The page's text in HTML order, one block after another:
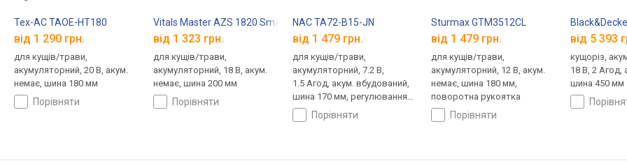
Tex-AC TAOE-HT180
від 1 290 грн.
для кущів/трави,
акумуляторний, 20 В, акум.
немає, шина 180 мм
порівняти
Vitals Master AZS 1820 SmartLine Plus
від 1 323 грн.
для кущів/трави,
акумуляторний, 18 В, акум.
немає, шина 200 мм
порівняти
NAC TA72-B15-JN
від 1 479 грн.
для кущів/трави,
акумуляторний, 7.2 В,
1.5 Агод, акум. вбудований,
шина 170 мм, регулювання
насадкипорівняти
Sturmax GTM3512CL
від 1 479 грн.
для кущів/трави,
акумуляторний, 12 В, акум.
немає, шина 180 мм,
поворотна рукоятка
порівняти
від 5 393
кущоріз,
18 В, 2 Агод,
шина 450 мм